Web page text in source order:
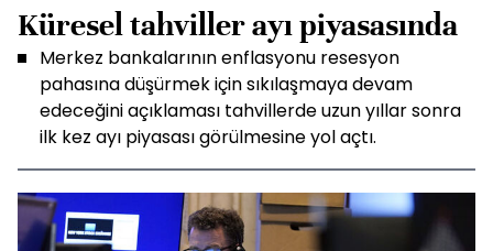
Küresel tahviller ayı piyasasında
Merkez bankalarının enflasyonu resesyon
pahasına düşürmek için sıkılaşmaya devam
edeceğini açıklaması tahvillerde uzun yıllar sonra
ilk kez ayı piyasası görülmesine yol açtı.